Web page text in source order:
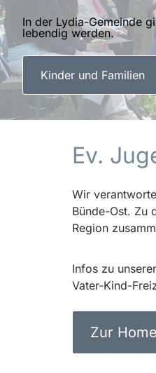
In der Lydia-Gemeinde
lebendig werden.
Kinder und Familien
Ev.
Wir
Bünde-Ost. Zu
Region
Infos zu
Vater-Kind-
Zur